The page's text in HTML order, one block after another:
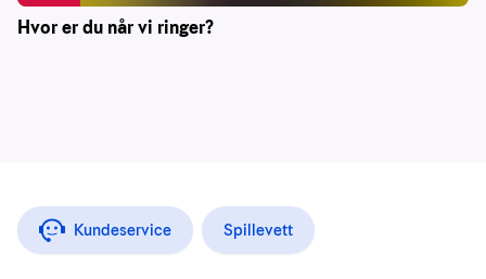
Hvor er du når vi ringer?
Kundeservice Spillevett